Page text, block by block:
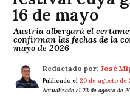
16 de mayo
Austria albergará el
confirman las fechas de la
mayo de 2026
Redactado por: José
Publicado el 20 de agosto de
Actualizado el 23 de agosto de